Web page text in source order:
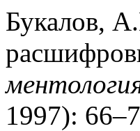
Букалов,
1997):